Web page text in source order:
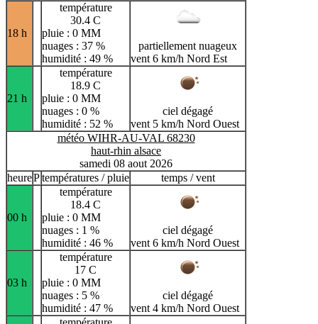
18 h
température
30.4 C
pluie : 0 MM
nuages : 37 %
humidité : 49 %
partiellement nuageux
vent 6 km/h Nord Est
21 h
température
18.9 C
pluie : 0 MM
nuages : 0 %
humidité : 52 %
ciel dégagé
vent 5 km/h Nord Ouest
météo WIHR-AU-VAL 68230
haut-rhin alsace
samedi 08 aout 2026
heurePtempératures / pluie temps / vent
00 h
température
18.4 C
pluie : 0 MM
nuages : 1 %
humidité : 46 %
ciel dégagé
vent 6 km/h Nord Ouest
03 h
température
17 C
pluie : 0 MM
nuages : 5 %
humidité : 47 %
ciel dégagé
vent 4 km/h Nord Ouest